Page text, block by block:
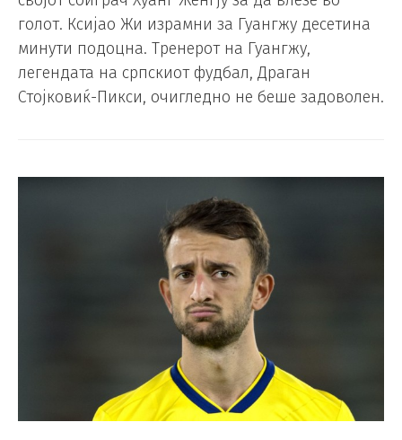
голот. Ксијао Жи израмни за Гуангжу десетина
минути подоцна. Тренерот на Гуангжу,
легендата на српскиот фудбал, Драган
Стојковиќ-Пикси, очигледно не беше задоволен.